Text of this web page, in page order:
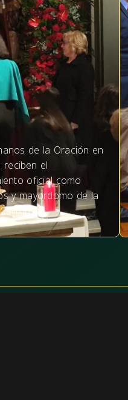
de la Oración en
el
oficial como
y mayordomo de la